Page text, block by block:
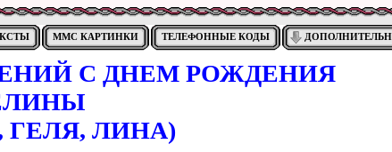
ММС КАРТИНКИ ТЕЛЕФОННЫЕ КОДЫ
С ДНЕМ РОЖДЕНИЯ
ГЕЛЯ, ЛИНА)